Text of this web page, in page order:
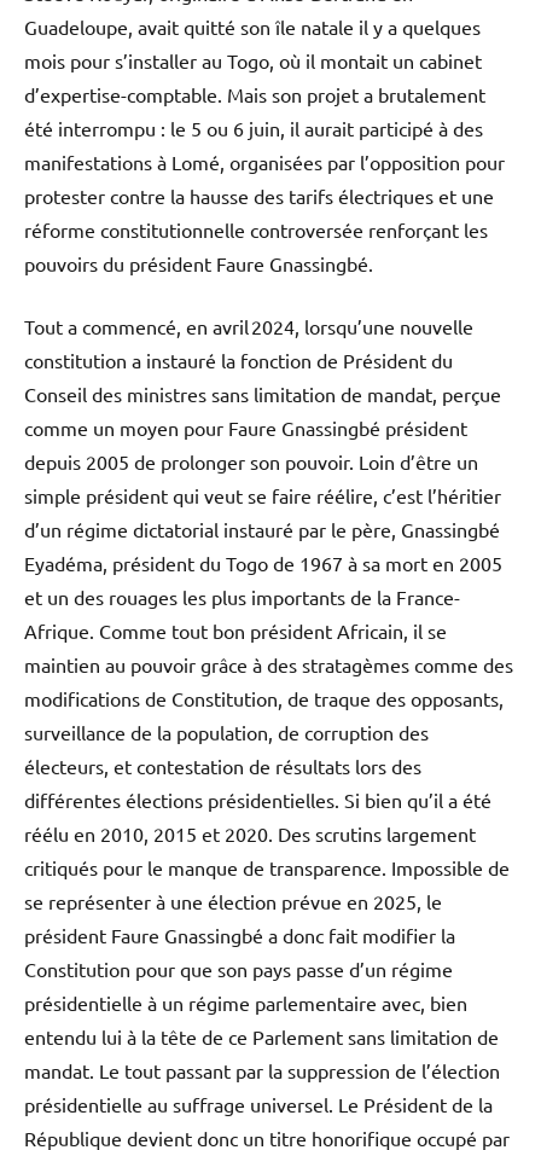
Guadeloupe, avait quitté son île natale il y a quelques
mois pour s’installer au Togo, où il montait un cabinet
d’expertise-comptable. Mais son projet a brutalement
été interrompu : le 5 ou 6 juin, il aurait participé à des
manifestations à Lomé, organisées par l’opposition pour
protester contre la hausse des tarifs électriques et une
réforme constitutionnelle controversée renforçant les
pouvoirs du président Faure Gnassingbé.
Tout a commencé, en avril 2024, lorsqu’une nouvelle
constitution a instauré la fonction de Président du
Conseil des ministres sans limitation de mandat, perçue
comme un moyen pour Faure Gnassingbé président
depuis 2005 de prolonger son pouvoir. Loin d’être un
simple président qui veut se faire réélire, c’est l’héritier
d’un régime dictatorial instauré par le père, Gnassingbé
Eyadéma, président du Togo de 1967 à sa mort en 2005
et un des rouages les plus importants de la France-
Afrique. Comme tout bon président Africain, il se
maintien au pouvoir grâce à des stratagèmes comme des
modifications de Constitution, de traque des opposants,
surveillance de la population, de corruption des
électeurs, et contestation de résultats lors des
différentes élections présidentielles. Si bien qu’il a été
réélu en 2010, 2015 et 2020. Des scrutins largement
critiqués pour le manque de transparence. Impossible de
se représenter à une élection prévue en 2025, le
président Faure Gnassingbé a donc fait modifier la
Constitution pour que son pays passe d’un régime
présidentielle à un régime parlementaire avec, bien
entendu lui à la tête de ce Parlement sans limitation de
mandat. Le tout passant par la suppression de l’élection
présidentielle au suffrage universel. Le Président de la
République devient donc un titre honorifique occupé par